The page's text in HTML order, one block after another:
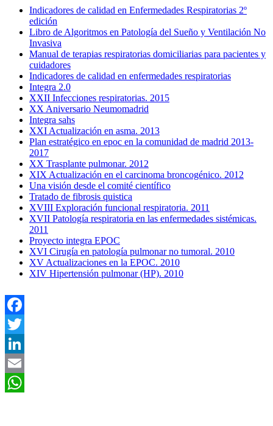
Indicadores de calidad en Enfermedades Respiratorias 2º
edición
Libro de Algoritmos en Patología del Sueño y Ventilación No
Invasiva
Manual de terapias respiratorias domiciliarias para pacientes y
cuidadores
Indicadores de calidad en enfermedades respiratorias
Integra 2.0
XXII Infecciones respiratorias. 2015
XX Aniversario Neumomadrid
Integra sahs
XXI Actualización en asma. 2013
Plan estratégico en epoc en la comunidad de madrid 2013-
2017
XX Trasplante pulmonar. 2012
XIX Actualización en el carcinoma broncogénico. 2012
Una visión desde el comité científico
Tratado de fibrosis quistica
XVIII Exploración funcional respiratoria. 2011
XVII Patología respiratoria en las enfermedades sistémicas.
2011
Proyecto integra EPOC
XVI Cirugía en patología pulmonar no tumoral. 2010
XV Actualizaciones en la EPOC. 2010
XIV Hipertensión pulmonar (HP). 2010
Facebook
Twitter
LinkedIn
Email